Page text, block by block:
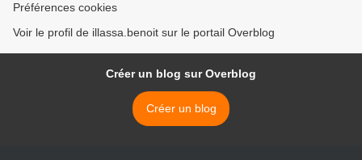
Préférences cookies
Voir le profil de illassa.benoit sur le portail Overblog
Créer un blog sur Overblog
Créer un blog